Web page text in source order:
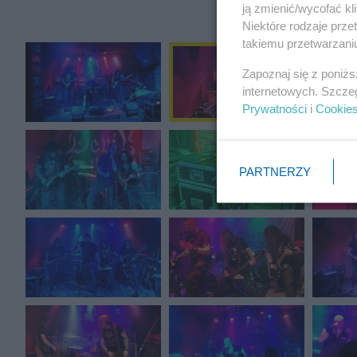
ją zmienić/wycofać
Niektóre rodzaje
takiemu
Zapoznaj się z
internetowych.
Prywatności i Cookies
PARTNERZY